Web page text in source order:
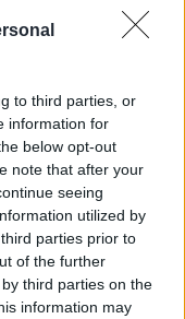
to third parties, or
information for
below opt-out
note that after your
seeing
utilized by
parties prior to
of the further
third parties on the
information may
ηλικίας στην
λόγω των
των ανέμων